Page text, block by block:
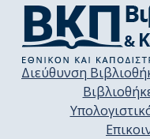
Διεύθυνση